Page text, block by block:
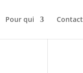
Pour qui Contact